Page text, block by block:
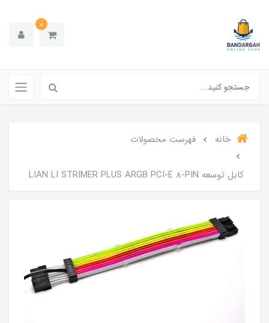
0
خانه فهرست محصولات
کابل توسعه LIAN LI STRIMER PLUS ARGB PCI-E 8-PIN